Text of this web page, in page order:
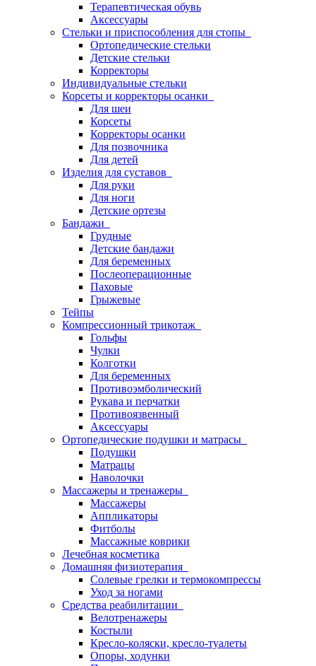
Терапевтическая обувь
Аксессуары
Стельки и приспособления для стопы
Ортопедические стельки
Детские стельки
Корректоры
Индивидуальные стельки
Корсеты и корректоры осанки
Для шеи
Корсеты
Корректоры осанки
Для позвочника
Для детей
Изделия для суставов
Для руки
Для ноги
Детские ортезы
Бандажи
Грудные
Детские бандажи
Для беременных
Послеоперационные
Паховые
Грыжевые
Тейпы
Компрессионный трикотаж
Гольфы
Чулки
Колготки
Для беременных
Противоэмболический
Рукава и перчатки
Противоязвенный
Аксессуары
Ортопедические подушки и матрасы
Подушки
Матрацы
Наволочки
Массажеры и тренажеры
Массажеры
Аппликаторы
Фитболы
Массажные коврики
Лечебная косметика
Домашняя физиотерапия
Солевые грелки и термокомпрессы
Уход за ногами
Средства реабилитации
Велотренажеры
Костыли
Кресло-коляски, кресло-туалеты
Опоры, ходунки